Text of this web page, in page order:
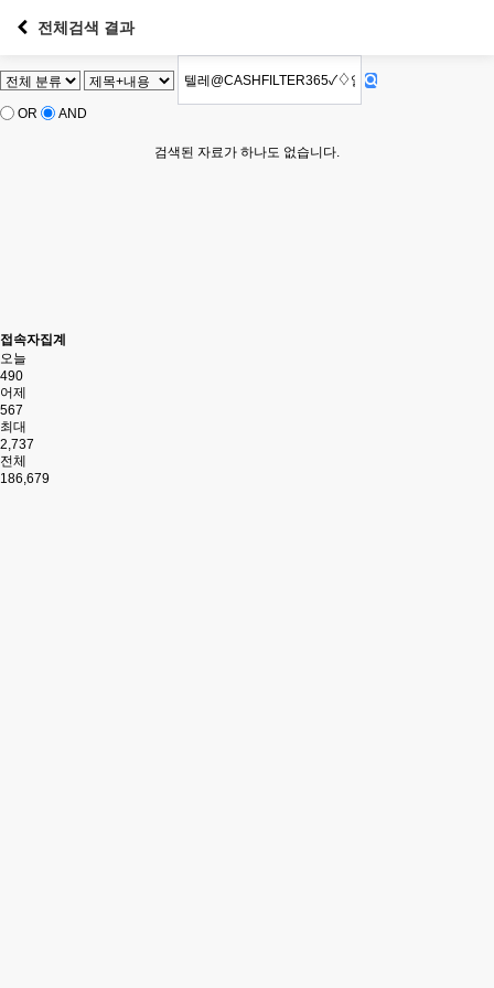
전체검색 결과
OR AND
검색된 자료가 하나도 없습니다.
접속자집계
오늘
490
어제
567
최대
2,737
전체
186,679